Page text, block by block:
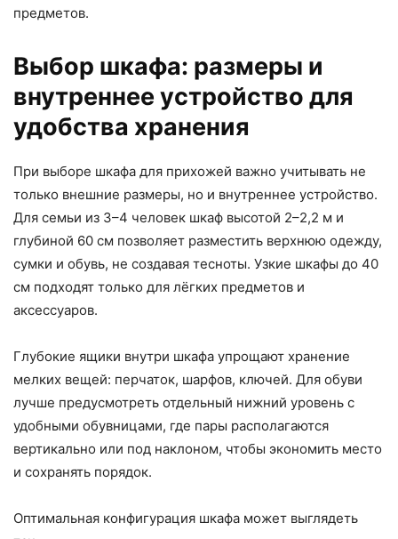
предметов.
Выбор шкафа: размеры и
внутреннее устройство для
удобства хранения
При выборе шкафа для прихожей важно учитывать не
только внешние размеры, но и внутреннее устройство.
Для семьи из 3–4 человек шкаф высотой 2–2,2 м и
глубиной 60 см позволяет разместить верхнюю одежду,
сумки и обувь, не создавая тесноты. Узкие шкафы до 40
см подходят только для лёгких предметов и
аксессуаров.
Глубокие ящики внутри шкафа упрощают хранение
мелких вещей: перчаток, шарфов, ключей. Для обуви
лучше предусмотреть отдельный нижний уровень с
удобными обувницами, где пары располагаются
вертикально или под наклоном, чтобы экономить место
и сохранять порядок.
Оптимальная конфигурация шкафа может выглядеть